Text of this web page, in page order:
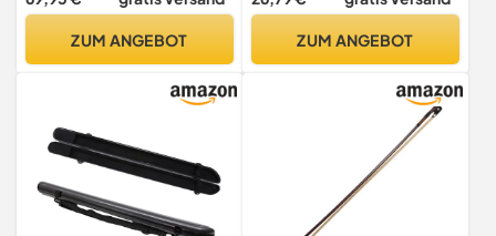
süßer Klang Ordentliche
Größe 4/4
ZUM ANGEBOT
Kleine Violine
ZUM ANGEBOT